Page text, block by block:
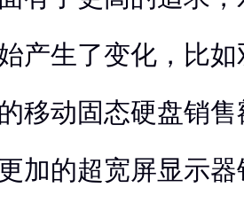
产生了变化，比
移动固态硬盘销
加的超宽屏显示